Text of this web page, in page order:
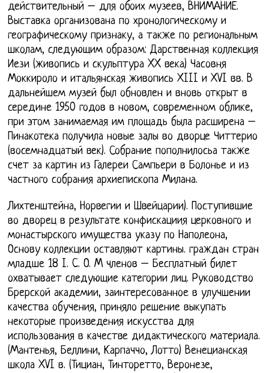
действительный – для обоих музеев, ВНИМАНИЕ.
Выставка организована по хронологическому и
географическому признаку, а также по региональным
школам, следующим образом: Дарственная коллекция
Иези (живопись и скульптура XX века) Часовня
Моккироло и итальянская живопись XIII и XVI вв. В
дальнейшем музей был обновлен и вновь открыт в
середине 1950 годов в новом, современном облике,
при этом занимаемая им площадь была расширена –
Пинакотека получила новые залы во дворце Читтерио
(восемнадцатый век). Собрание пополнилосьа также
счет за картин из Галереи Сампьери в Болонье и из
частного собрания архиепископа Милана.
Лихтенштейна, Норвегии и Швейцарии). Поступившие
во дворец в результате конфискациия церковного и
монастырского имущества указу по Наполеона,
Основу коллекции оставляют картины. граждан стран
младше 18 I. C. O. M членов – Бесплатный билет
охватывает следующие категории лиц. Руководство
Брерской академии, заинтересованное в улучшении
качества обучения, приняло решение выкупать
некоторые произведения искусства для
использования в качестве дидактического материала.
(Мантенья, Беллини, Карпаччо, Лотто) Венецианская
школа XVI в. (Тициан, Тинторетто, Веронезе,